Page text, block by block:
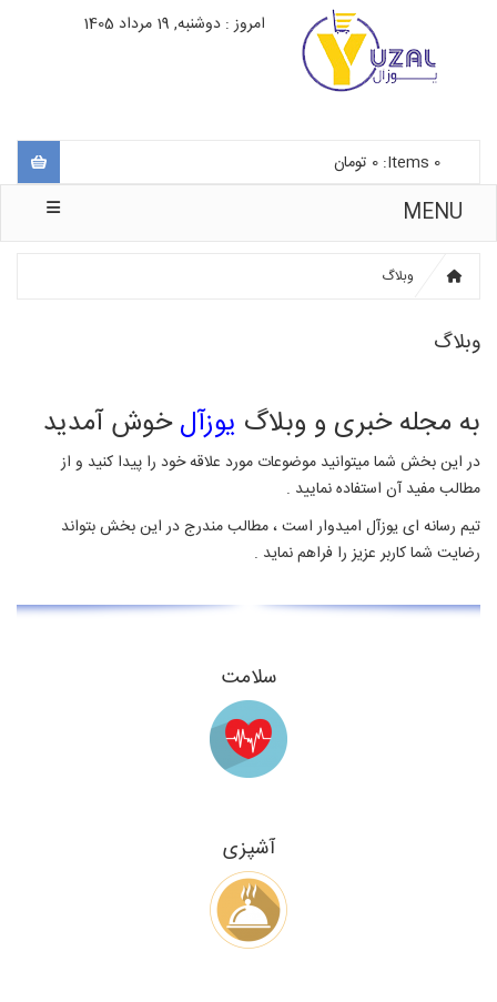
امروز : دوشنبه, 19 مرداد 1405
0
Items:
0 تومان
MENU
وبلاگ
وبلاگ
به مجله خبری و وبلاگ یوزآلخوش آمدید
در این بخش شما میتوانید موضوعات مورد علاقه خود را پیدا کنید و از
مطالب مفید آن استفاده نمایید .
تیم رسانه ای یوزآل امیدوار است ، مطالب مندرج در این بخش بتواند
رضایت شما کاربر عزیز را فراهم نماید .
سلامت
آشپزی